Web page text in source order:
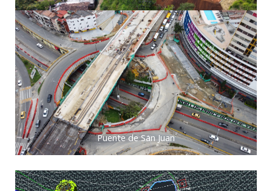
Puente de San Juan